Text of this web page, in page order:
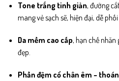
Tone trắng tinh giản, đường
mang vẻ sạch sẽ, hiện đại, dễ
Da mềm cao cấp, hạn chế
đẹp.
Phần đệm cổ chân êm –